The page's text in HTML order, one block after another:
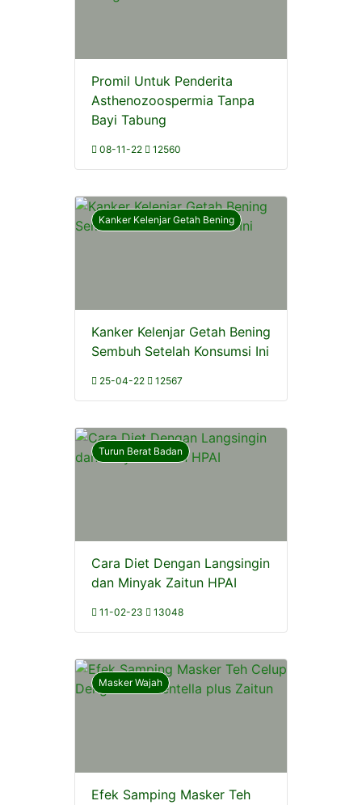
Promil Untuk Penderita
Asthenozoospermia Tanpa
Bayi Tabung
08-11-22 12560
Kanker Kelenjar Getah Bening
Kanker Kelenjar Getah Bening
Sembuh Setelah Konsumsi Ini
25-04-22 12567
Turun Berat Badan
Cara Diet Dengan Langsingin
dan Minyak Zaitun HPAI
11-02-23 13048
Masker Wajah
Efek Samping Masker Teh